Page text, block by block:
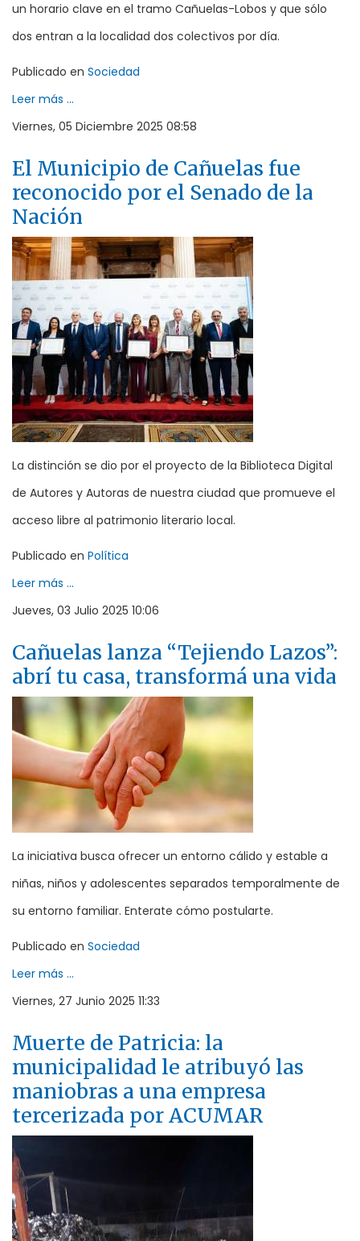
un horario clave en el tramo Cañuelas-Lobos y que sólo
dos entran a la localidad dos colectivos por día.
Publicado en Sociedad
Leer más ...
Viernes, 05 Diciembre 2025 08:58
El Municipio de Cañuelas fue
reconocido por el Senado de la
Nación
La distinción se dio por el proyecto de la Biblioteca Digital
de Autores y Autoras de nuestra ciudad que promueve el
acceso libre al patrimonio literario local.
Publicado en Política
Leer más ...
Jueves, 03 Julio 2025 10:06
Cañuelas lanza “Tejiendo Lazos”:
abrí tu casa, transformá una vida
La iniciativa busca ofrecer un entorno cálido y estable a
niñas, niños y adolescentes separados temporalmente de
su entorno familiar. Enterate cómo postularte.
Publicado en Sociedad
Leer más ...
Viernes, 27 Junio 2025 11:33
Muerte de Patricia: la
municipalidad le atribuyó las
maniobras a una empresa
tercerizada por ACUMAR